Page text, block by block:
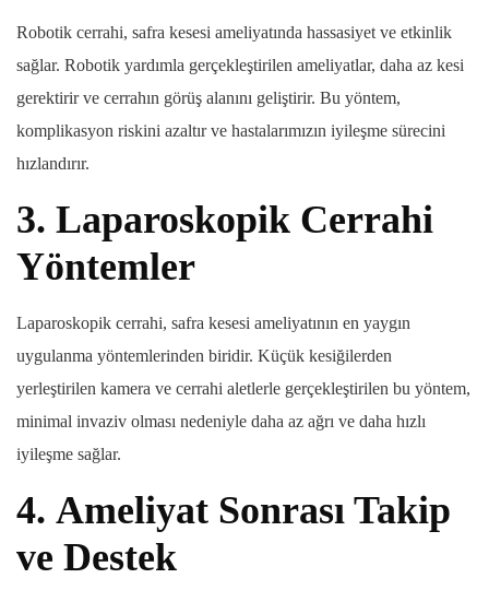
Robotik cerrahi, safra kesesi ameliyatında hassasiyet ve etkinlik
sağlar. Robotik yardımla gerçekleştirilen ameliyatlar, daha az kesi
gerektirir ve cerrahın görüş alanını geliştirir. Bu yöntem,
komplikasyon riskini azaltır ve hastalarımızın iyileşme sürecini
hızlandırır.
3. Laparoskopik Cerrahi
Yöntemler
Laparoskopik cerrahi, safra kesesi ameliyatının en yaygın
uygulanma yöntemlerinden biridir. Küçük kesiğilerden
yerleştirilen kamera ve cerrahi aletlerle gerçekleştirilen bu yöntem,
minimal invaziv olması nedeniyle daha az ağrı ve daha hızlı
iyileşme sağlar.
4. Ameliyat Sonrası Takip
ve Destek